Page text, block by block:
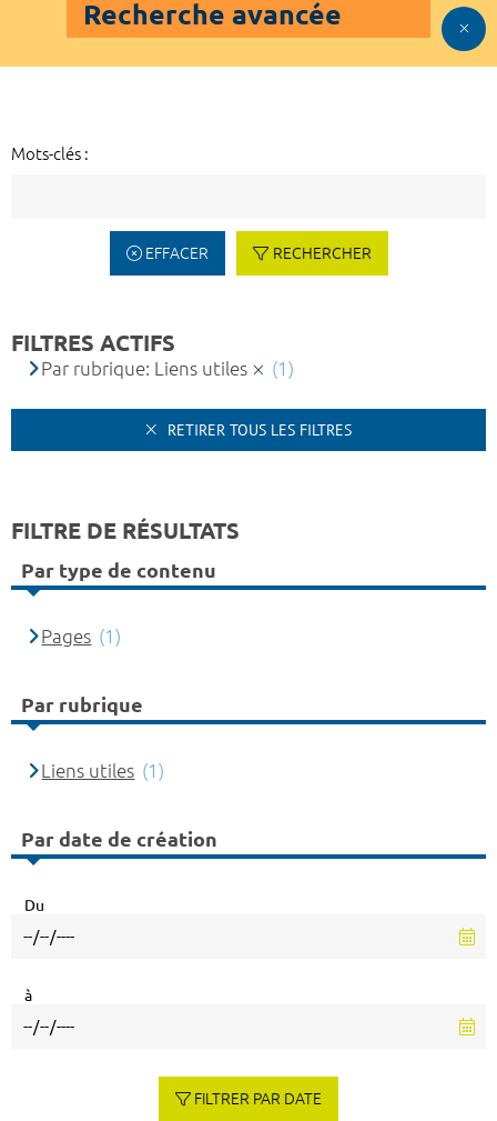
Recherche avancée
Mots-clés :
EFFACER RECHERCHER
FILTRES ACTIFS
Par rubrique: Liens utiles (1)
RETIRER TOUS LES FILTRES
FILTRE DE RÉSULTATS
Par type de contenu
Pages (1)
Par rubrique
Liens utiles (1)
Par date de création
Du
à
FILTRER PAR DATE